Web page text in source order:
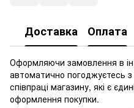
Доставка Оплата
Оформляючи замовлення в
автоматично погоджуєтесь
співпраці магазину, які є
оформлення покупки.